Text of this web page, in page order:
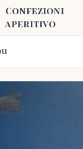
Confezioni
aperitivo